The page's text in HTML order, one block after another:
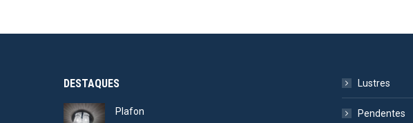
DESTAQUES
Plafon
Lustres
Pendentes